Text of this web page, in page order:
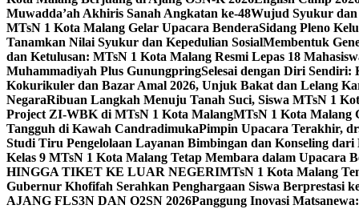
Muwadda’ah Akhiris Sanah Angkatan ke-48Wujud Syukur
MTsN 1 Kota Malang Gelar Upacara BenderaSidang Pleno
Tanamkan Nilai Syukur dan Kepedulian SosialMembentuk
dan Ketulusan: MTsN 1 Kota Malang Resmi Lepas 18
Muhammadiyah Plus GunungpringSelesai dengan Diri
Kokurikuler dan Bazar Amal 2026, Unjuk Bakat dan Lelang
NegaraRibuan Langkah Menuju Tanah Suci, Siswa MTsN 1
Project ZI-WBK di MTsN 1 Kota MalangMTsN 1 Kota Malang
Tangguh di Kawah CandradimukaPimpin Upacara Terakhir,
Studi Tiru Pengelolaan Layanan Bimbingan dan Konseling
Kelas 9 MTsN 1 Kota Malang Tetap Membara dalam Upacara
HINGGA TIKET KE LUAR NEGERIMTsN 1 Kota Malang
Gubernur Khofifah Serahkan Penghargaan Siswa Berprestasi
AJANG FLS3N DAN O2SN 2026Panggung Inovasi